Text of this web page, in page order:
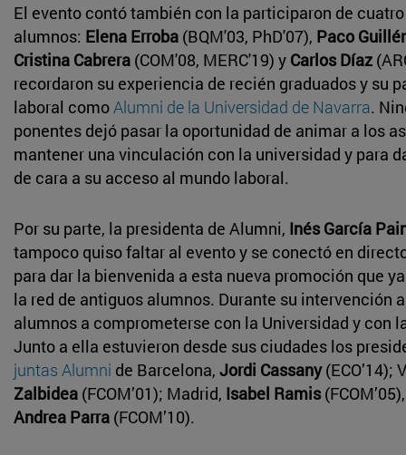
El evento contó también con la participaron de
alumnos: Elena Erroba (BQM'03, PhD'07), Paco
Cristina Cabrera (COM'08, MERC'19) y Carlos Díaz
recordaron su experiencia de recién graduados y su
laboral como Alumni de la Universidad de Navarra.
ponentes dejó pasar la oportunidad de animar a los
mantener una vinculación con la universidad y para
de cara a su acceso al mundo laboral.
Por su parte, la presidenta de Alumni, Inés García
tampoco quiso faltar al evento y se conectó en
para dar la bienvenida a esta nueva promoción que
la red de antiguos alumnos. Durante su intervención
alumnos a comprometerse con la Universidad y con
Junto a ella estuvieron desde sus ciudades los
juntas Alumni de Barcelona, Jordi Cassany(ECO’14);
Zalbidea (FCOM’01); Madrid, Isabel Ramis
Andrea Parra (FCOM’10).